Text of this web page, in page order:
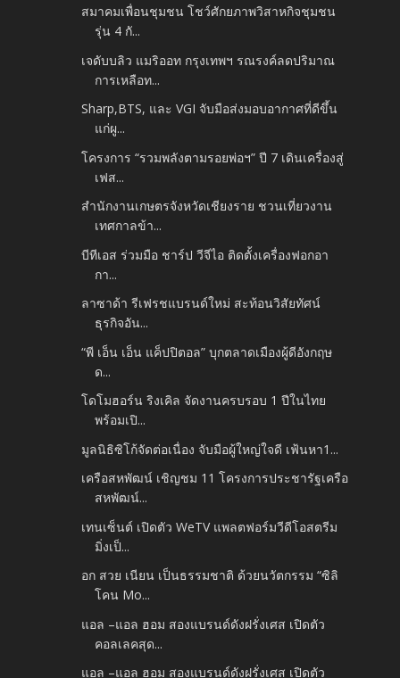
สมาคมเพื่อนชุมชน โชว์ศักยภาพวิสาหกิจชุมชน
รุ่น 4 กั...
เจดับบลิว แมริออท กรุงเทพฯ รณรงค์ลดปริมาณ
การเหลือท...
Sharp,BTS, และ VGI จับมือส่งมอบอากาศที่ดีขึ้น
แก่ผู...
โครงการ “รวมพลังตามรอยพ่อฯ” ปี 7 เดินเครื่องสู่
เฟส...
สำนักงานเกษตรจังหวัดเชียงราย ชวนเที่ยวงาน
เทศกาลข้า...
บีทีเอส ร่วมมือ ชาร์ป วีจีไอ ติดตั้งเครื่องฟอกอา
กา...
ลาซาด้า รีเฟรชแบรนด์ใหม่ สะท้อนวิสัยทัศน์
ธุรกิจอัน...
“พี เอ็น เอ็น แค็ปปิตอล” บุกตลาดเมืองผู้ดีอังกฤษ
ด...
โดโมฮอร์น ริงเคิล จัดงานครบรอบ 1 ปีในไทย
พร้อมเปิ...
มูลนิธิซิโก้จัดต่อเนื่อง จับมือผู้ใหญ่ใจดี เฟ้นหา1...
เครือสหพัฒน์ เชิญชม 11 โครงการประชารัฐเครือ
สหพัฒน์...
เทนเซ็นต์ เปิดตัว WeTV แพลตฟอร์มวีดีโอสตรีม
มิ่งเป็...
อก สวย เนียน เป็นธรรมชาติ ด้วยนวัตกรรม “ซิลิ
โคน Mo...
แอล –แอล ฮอม สองแบรนด์ดังฝรั่งเศส เปิดตัว
คอลเลคสุด...
แอล –แอล ฮอม สองแบรนด์ดังฝรั่งเศส เปิดตัว